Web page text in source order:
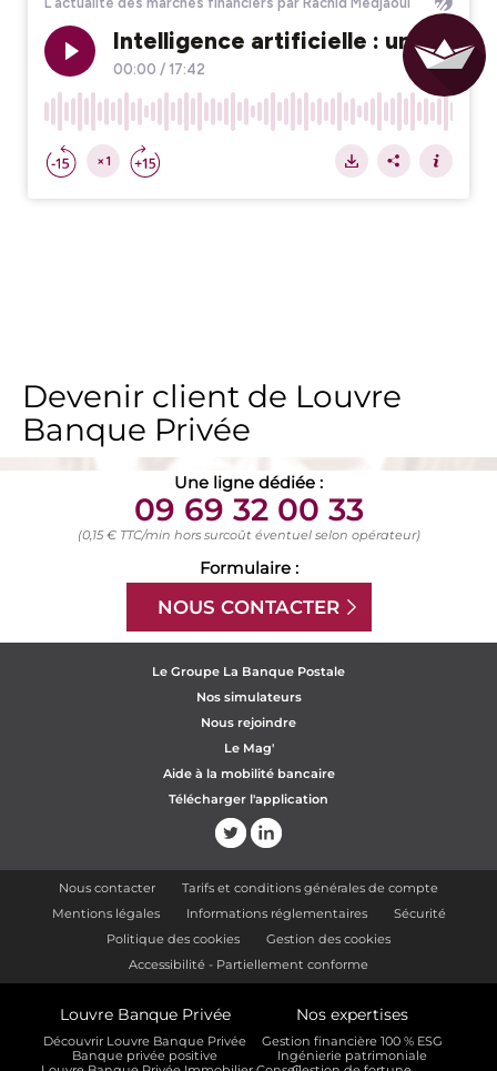
Devenir client de Louvre
Banque Privée
Une ligne dédiée :
09 69 32 00 33
(0,15 € TTC/min hors surcoût éventuel selon opérateur)
Formulaire :
NOUS CONTACTER
Le Groupe La Banque Postale
Nos simulateurs
Nous rejoindre
Le Mag'
Aide à la mobilité bancaire
Télécharger l'application
Nous contacter
Tarifs et conditions générales de compte
Mentions légales
Informations réglementaires
Sécurité
Politique des cookies
Gestion des cookies
Accessibilité - Partiellement conforme
Louvre Banque Privée
Découvrir Louvre Banque Privée
Banque privée positive
Nos expertises
Gestion financière 100 % ESG
Ingénierie patrimoniale